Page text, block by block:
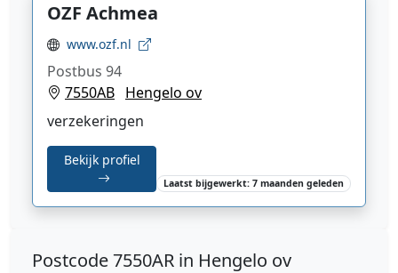
OZF Achmea
www.ozf.nl
Postbus 94
7550AB Hengelo ov
verzekeringen
Bekijk profiel
Laatst bijgewerkt: 7 maanden geleden
Postcode7550AR in Hengelo ov